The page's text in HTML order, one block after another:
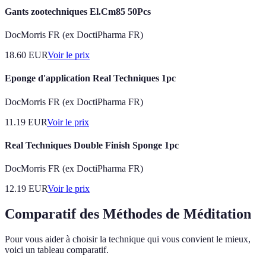
Gants zootechniques El.Cm85 50Pcs
DocMorris FR (ex DoctiPharma FR)
18.60 EURVoir le prix
Eponge d'application Real Techniques 1pc
DocMorris FR (ex DoctiPharma FR)
11.19 EURVoir le prix
Real Techniques Double Finish Sponge 1pc
DocMorris FR (ex DoctiPharma FR)
12.19 EURVoir le prix
Comparatif des Méthodes de Méditation
Pour vous aider à choisir la technique qui vous convient le mieux,
voici un tableau comparatif.